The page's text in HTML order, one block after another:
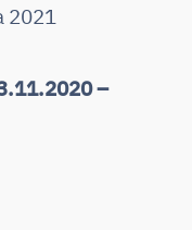
2021
–